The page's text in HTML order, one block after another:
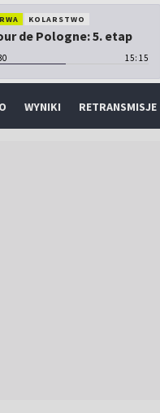
KOLARSTWO
de Pologne: 5. etap
15:15
WYNIKI RETRANSMISJE